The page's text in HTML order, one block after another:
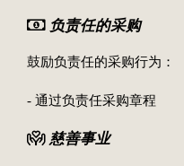
负责任的采购
鼓励负责任的采购行为：
- 通过负责任采购章程
慈善事业